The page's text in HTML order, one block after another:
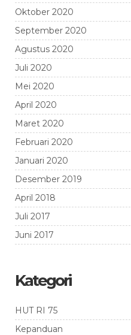
Oktober 2020
September 2020
Agustus 2020
Juli 2020
Mei 2020
April 2020
Maret 2020
Februari 2020
Januari 2020
Desember 2019
April 2018
Juli 2017
Juni 2017
Kategori
HUT RI 75
Kepanduan